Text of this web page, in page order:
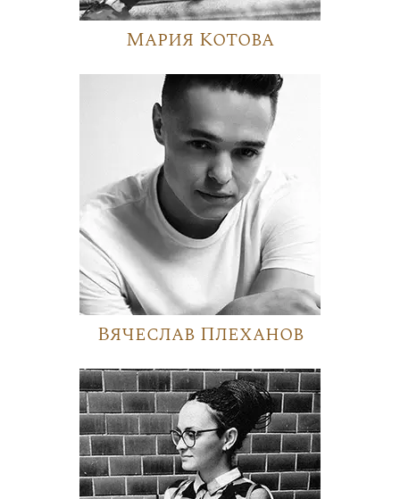
Мария Котова
Вячеслав Плеханов